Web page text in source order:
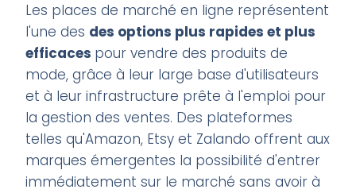
Les places de marché en ligne représentent
l'une des des options plus rapides et plus
efficaces pour vendre des produits de
mode, grâce à leur large base d'utilisateurs
et à leur infrastructure prête à l'emploi pour
la gestion des ventes. Des plateformes
telles qu'Amazon, Etsy et Zalando offrent aux
marques émergentes la possibilité d'entrer
immédiatement sur le marché sans avoir à